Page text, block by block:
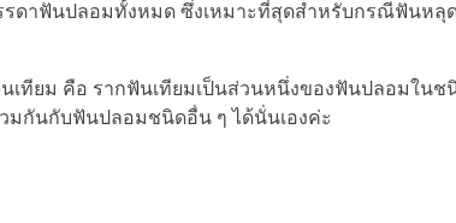
ดาฟันปลอมทั้งหมด ซึ่งเหมาะที่สุดสำหรับกรณีฟันหลุด
ทียม คือ รากฟันเทียมเป็นส่วนหนึ่งของฟันปลอมในช
มกันกับฟันปลอมชนิดอื่น ๆ ได้นั่นเองค่ะ